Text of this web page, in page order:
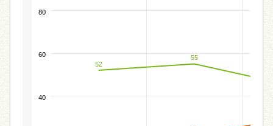
52
55
40
60
80